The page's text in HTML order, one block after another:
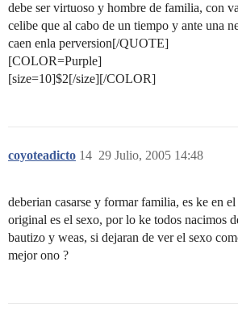
debe ser virtuoso y hombre de familia, con
celibe que al cabo de un tiempo y ante una
caen enla perversion[/QUOTE]
[COLOR=Purple]
[size=10]$2[/size][/COLOR]
coyoteadicto 29 Julio, 2005 14:48
14
deberian casarse y formar familia, es ke en
original es el sexo, por lo ke todos nacimos
bautizo y weas, si dejaran de ver el sexo
mejor ono ?